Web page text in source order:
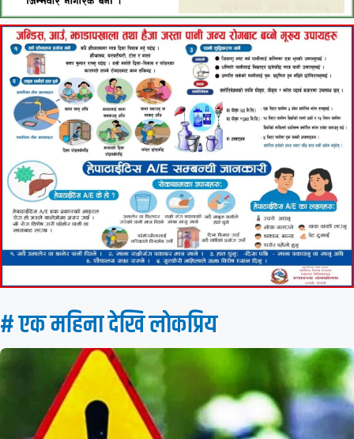
# एक महिना देखि लाेकप्रिय